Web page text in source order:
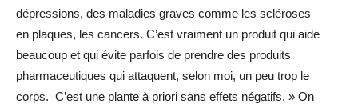
dépressions, des maladies graves comme les scléroses
en plaques, les cancers. C’est vraiment un produit qui aide
beaucoup et qui évite parfois de prendre des produits
pharmaceutiques qui attaquent, selon moi, un peu trop le
corps. C’est une plante à priori sans effets négatifs. » On